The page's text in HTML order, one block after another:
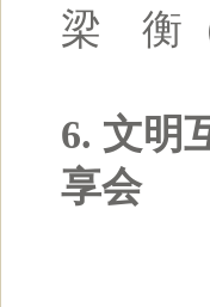
梁 衡
6. 文明
享会